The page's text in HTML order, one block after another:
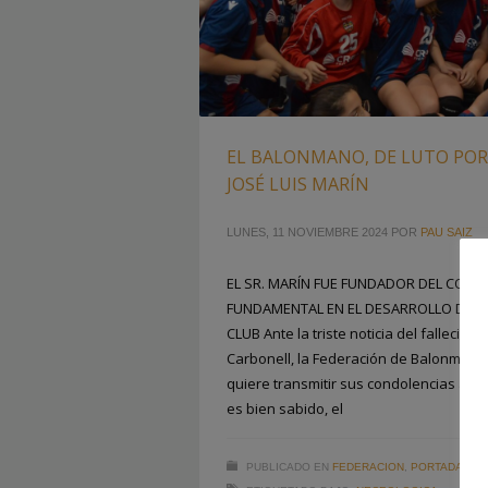
EL BALONMANO, DE LUTO
JOSÉ LUIS MARÍN
LUNES, 11 NOVIEMBRE 2024 POR PAU SAIZ
EL SR. MARÍN FUE FUNDADOR DEL
FUNDAMENTAL EN EL DESARROLLO DE
CLUB Ante la triste noticia del
Carbonell, la Federación de
quiere transmitir sus condolencias a
es bien sabido, el
PUBLICADO EN FEDERACION
PORTADA